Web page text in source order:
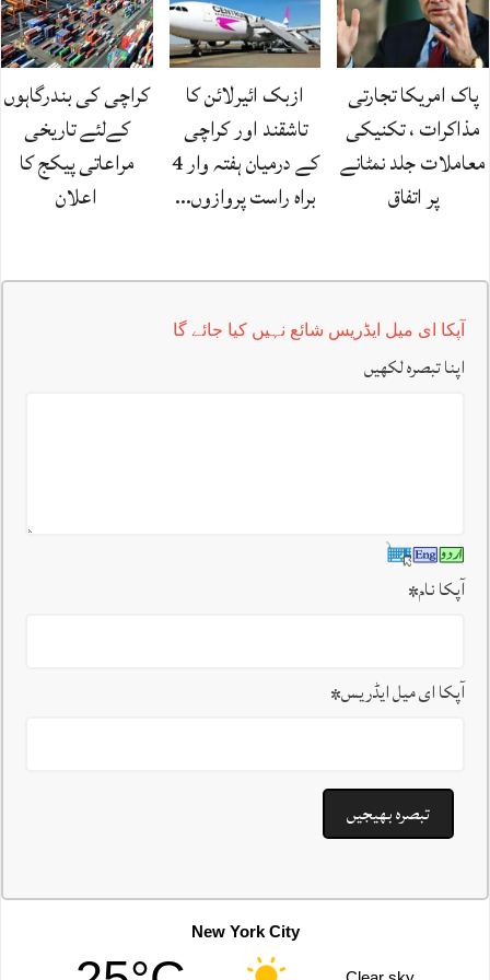
پاک امریکا تجارتی
مذاکرات ، تکنیکی
معاملات جلد نمٹانے
پر اتفاق
ازبک ائیرلائن کا
تاشقند اور کراچی
کے درمیان ہفتہ وار 4
براہ راست پروازوں…
کراچی کی بندرگاہوں
کےلئے تاریخی
مراعاتی پیکج کا
اعلان
آپکا ای میل ایڈریس شائع نہیں کیا جائے گا
اپنا تبصرہ لکھیں
آپکا نام*
آپکا ای میل ایڈریس*
New York City